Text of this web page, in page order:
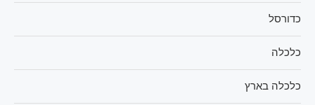
כדורסל
כלכלה
כלכלה בארץ